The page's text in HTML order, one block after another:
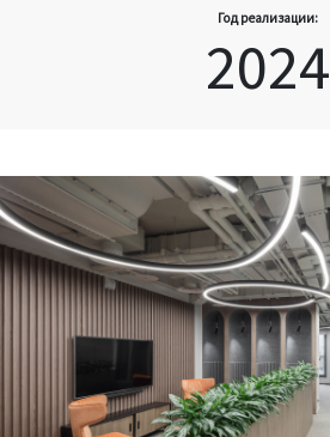
Год реализации:
2024